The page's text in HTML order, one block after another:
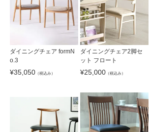
ダイニングチェア formN
o.3
¥35,050 （税込み）
ダイニングチェア2脚セ
ット フロート
¥25,000 （税込み）